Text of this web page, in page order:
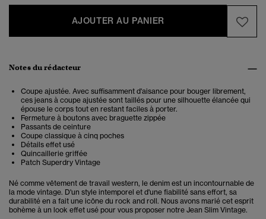
AJOUTER AU PANIER
Notes du rédacteur
Coupe ajustée. Avec suffisamment d'aisance pour bouger librement,
ces jeans à coupe ajustée sont taillés pour une silhouette élancée qui
épouse le corps tout en restant faciles à porter.
Fermeture à boutons avec braguette zippée
Passants de ceinture
Coupe classique à cinq poches
Détails effet usé
Quincaillerie griffée
Patch Superdry Vintage
Né comme vêtement de travail western, le denim est un incontournable de
la mode vintage. D'un style intemporel et d'une fiabilité sans effort, sa
durabilité en a fait une icône du rock and roll. Nous avons marié cet esprit
bohème à un look effet usé pour vous proposer notre Jean Slim Vintage.